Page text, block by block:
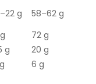
g
58–62 g
72 g
g
20 g
6 g